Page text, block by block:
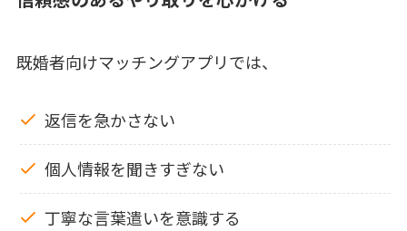
既婚者向けマッチングアプリでは、
返信を急かさない
個人情報を聞きすぎない
丁寧な言葉遣いを意識する